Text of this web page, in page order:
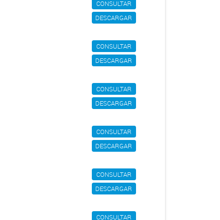
CONSULTAR
DESCARGAR
CONSULTAR
DESCARGAR
CONSULTAR
DESCARGAR
CONSULTAR
DESCARGAR
CONSULTAR
DESCARGAR
CONSULTAR